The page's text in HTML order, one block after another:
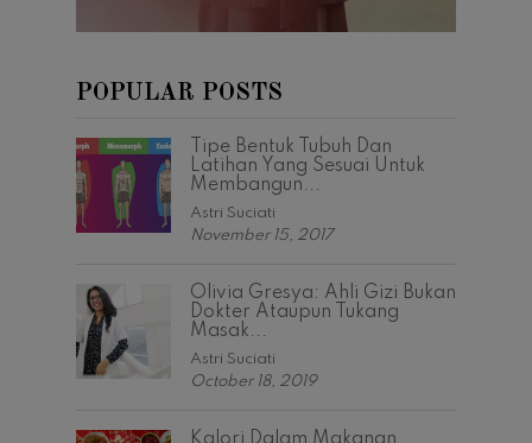
POPULAR POSTS
Tipe Bentuk Tubuh Dan
Latihan Yang Sesuai Untuk
Membangun...
Astri Suciati
November 15, 2017
Olivia Gresya: Ahli Gizi Bukan
Dokter Ataupun Tukang
Masak...
Astri Suciati
October 18, 2019